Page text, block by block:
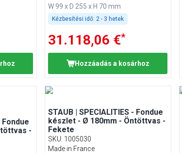
W 99 x D 255 x H 70 mm
Kézbesítési idő: 2 - 3 hetek
31.118,06 €*
Hozzáadás a kosárhoz
Fondue
-
STAUB | SPECIALITIES - Fondue
készlet - Ø 180mm - Öntöttvas -
Fekete
SKU: 1005030
Made in France